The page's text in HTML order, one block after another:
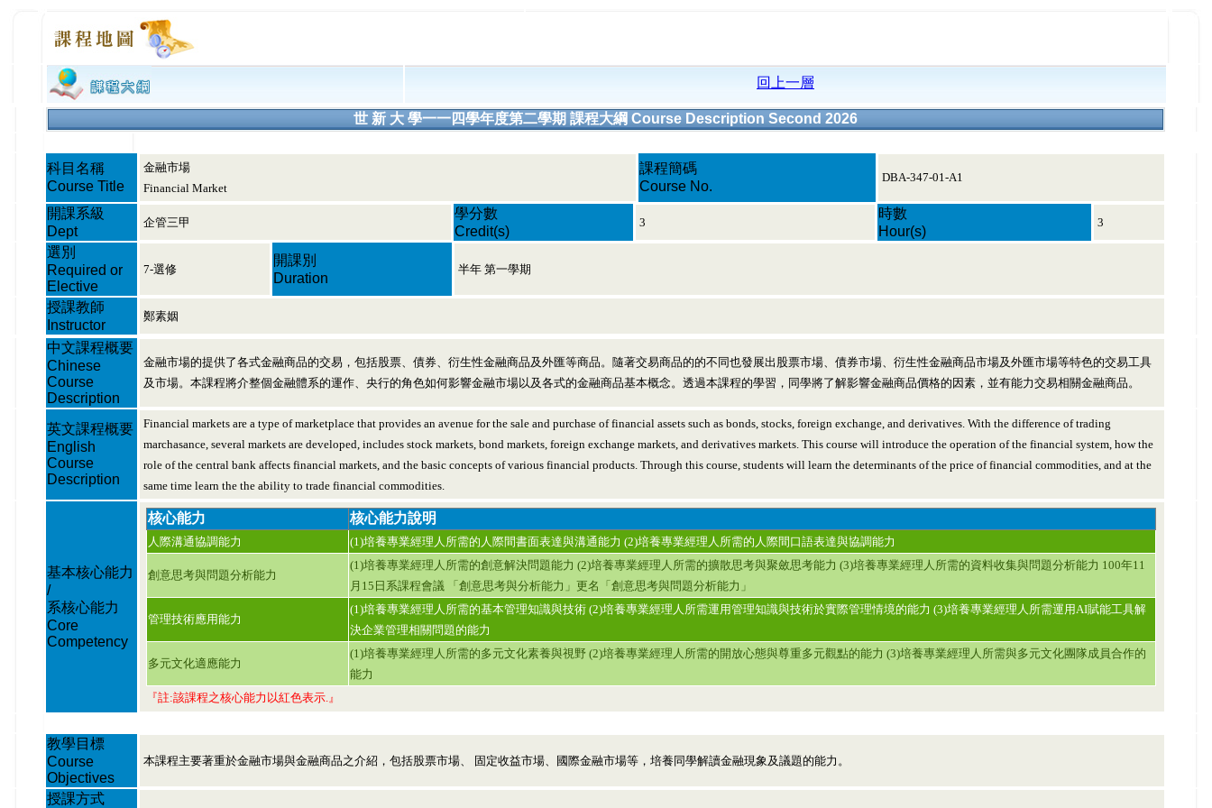
回上一層
世 新 大 學一一四學年度第二學期 課程大綱 Course Description Second 2026
科目名稱
Course Title
金融市場
Financial Market
課程簡碼
Course No.
DBA-347-01-A1
開課系級
Dept
企管三甲
學分數
Credit(s)
3
時數
Hour(s)
3
選別
Required or
Elective
7-選修
開課別
Duration
半年 第一學期
授課教師
Instructor
鄭素姻
中文課程概要
Chinese
Course
Description
金融市場的提供了各式金融商品的交易，包括股票、債券、衍生性金融商品及外匯等商品。隨著交易商品的的不同也發展出股票市場、債券市場、衍生性金融商品市場及外匯市場等特色的交易工具
及市場。本課程將介整個金融體系的運作、央行的角色如何影響金融市場以及各式的金融商品基本概念。透過本課程的學習，同學將了解影響金融商品價格的因素，並有能力交易相關金融商品。
英文課程概要
English
Course
Description
Financial markets are a type of marketplace that provides an avenue for the sale and purchase of financial assets such as bonds, stocks, foreign exchange, and derivatives. With the difference of trading
marchasance, several markets are developed, includes stock markets, bond markets, foreign exchange markets, and derivatives markets. This course will introduce the operation of the financial system, how the
role of the central bank affects financial markets, and the basic concepts of various financial products. Through this course, students will learn the determinants of the price of financial commodities, and at the
same time learn the the ability to trade financial commodities.
基本核心能力
/
系核心能力
Core
Competency
核心能力 核心能力說明
人際溝通協調能力 (1)培養專業經理人所需的人際間書面表達與溝通能力 (2)培養專業經理人所需的人際間口語表達與協調能力
創意思考與問題分析能力
(1)培養專業經理人所需的創意解決問題能力 (2)培養專業經理人所需的擴散思考與聚斂思考能力 (3)培養專業經理人所需的資料收集與問題分析能力 100年11
月15日系課程會議 「創意思考與分析能力」更名「創意思考與問題分析能力」
管理技術應用能力
(1)培養專業經理人所需的基本管理知識與技術 (2)培養專業經理人所需運用管理知識與技術於實際管理情境的能力 (3)培養專業經理人所需運用AI賦能工具解
決企業管理相關問題的能力
多元文化適應能力
(1)培養專業經理人所需的多元文化素養與視野 (2)培養專業經理人所需的開放心態與尊重多元觀點的能力 (3)培養專業經理人所需與多元文化團隊成員合作的
能力
『註:該課程之核心能力以紅色表示.』
教學目標
Course
Objectives
本課程主要著重於金融市場與金融商品之介紹，包括股票市場、 固定收益市場、國際金融市場等，培養同學解讀金融現象及議題的能力。
授課方式